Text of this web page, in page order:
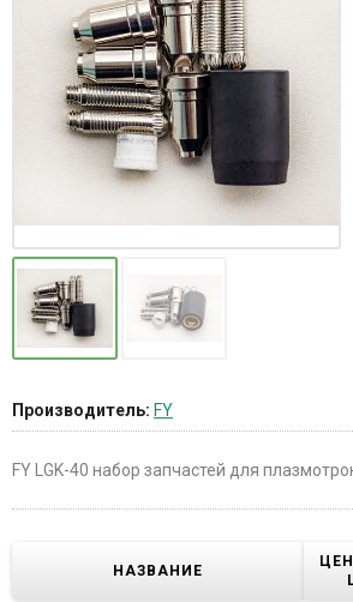
Производитель: FY
FY LGK-40 набор запчастей для
НАЗВАНИЕ